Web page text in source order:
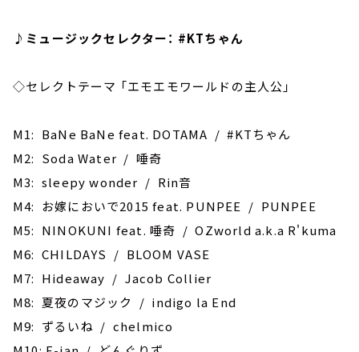
♪ミュージックセレクター： #KTちゃん
◇セレクトテーマ 「エモエモワールドの主人公」
M1: BaNe BaNe feat. DOTAMA / #KTちゃん
M2: Soda Water / 唾奇
M3: sleepy wonder / Rin音
M4: お嫁においで2015 feat. PUNPEE / PUNPEE
M5: NINOKUNI feat. 唾奇 / OZworld a.k.a R'kuma
M6: CHILDAYS / BLOOM VASE
M7: Hideaway / Jacob Collier
M8: 夏夜のマジック / indigo la End
M9: ずるいね / chelmico